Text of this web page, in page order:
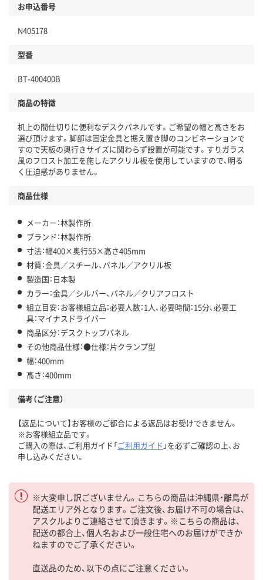
お申込番号
N405178
型番
BT-400400B
商品の特徴
机上の間仕切りに便利なデスクパネルです。ご希望の幅と高さをお
選び頂けます。脚部は固定金具と据え置き脚のコンビネーションで
すので天板の奥行きサイズに関わらず設置が可能です。すりガラス
風のフロスト加工を施したアクリル板を使用していますので、明る
く圧迫感がありません。
商品仕様
メーカー：林製作所
ブランド：林製作所
寸法：幅400×奥行55×高さ405mm
材質：金具／スチール、パネル／アクリル板
製造国：日本製
カラー：金具／シルバー、パネル／クリアフロスト
組立目安：お客様組立品：必要人数：1人、必要時間：15分、必要工
具：マイナスドライバー
商品区分：デスクトップパネル
その他商品仕様：●仕様：片クランプ型
幅：400mm
高さ：400mm
備考（ご注意）
【返品について】お客様のご都合による返品はお受けできません。
※お客様組立品です。
ご購入の際は、ご利用ガイド「ご利用ガイド 」を必ずご確認の上、お
申し込みください。
※大変申し訳ございません。こちらの商品は沖縄県・離島が
配送エリア外となります。ご注文後、お届け不可の場合は、
アスクルよりご連絡させて頂きます。※こちらの商品は、
配送の都合上、個人名および一般住宅へのお届けができか
ねますのでご了承ください。
直送品のため、以下の点にご注意ください。